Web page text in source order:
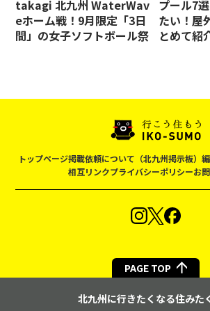
takagi 北九州 WaterWav
eホーム戦！9月限定「3日
間」の女子ソフトボール祭
プール7
たい！屋
とめて紹
トップページ掲載依頼について（北九州掲示板）
相互リンクプライバシーポリシーお
PAGE TOP
北九州に行きたくなる住みた